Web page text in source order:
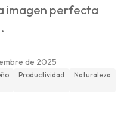
imagen perfecta
de 2025
Productividad Naturaleza